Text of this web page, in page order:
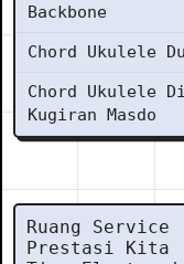
Backbone
Chord Ukulele
Chord Ukulele
Kugiran Masdo
Ruang Service
Prestasi Kita